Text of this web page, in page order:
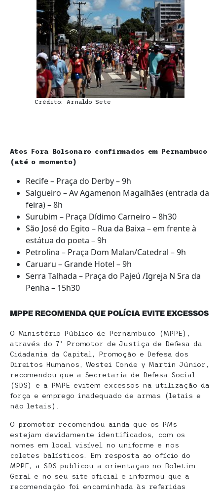
Crédito: Arnaldo Sete
Atos Fora Bolsonaro confirmados em Pernambuco
(até o momento)
Recife – Praça do Derby – 9h
Salgueiro – Av Agamenon Magalhães (entrada da
feira) – 8h
Surubim – Praça Dídimo Carneiro – 8h30
São José do Egito – Rua da Baixa – em frente à
estátua do poeta – 9h
Petrolina – Praça Dom Malan/Catedral – 9h
Caruaru – Grande Hotel – 9h
Serra Talhada – Praça do Pajeú /Igreja N Sra da
Penha – 15h30
MPPE RECOMENDA QUE POLÍCIA EVITE EXCESSOS
O Ministério Público de Pernambuco (MPPE),
através do 7º Promotor de Justiça de Defesa da
Cidadania da Capital, Promoção e Defesa dos
Direitos Humanos, Westei Conde y Martin Júnior,
recomendou que a Secretaria de Defesa Social
(SDS) e a PMPE evitem excessos na utilização da
força e emprego inadequado de armas (letais e
não letais).
O promotor recomendou ainda que os PMs
estejam devidamente identificados, com os
nomes em local visível no uniforme e nos
coletes balísticos. Em resposta ao ofício do
MPPE, a SDS publicou a orientação no Boletim
Geral e no seu site oficial e informou que a
recomendação foi encaminhada às referidas